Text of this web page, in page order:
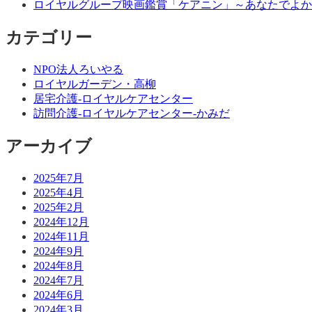
ロイヤルグループ映画鑑賞「ケアニン」～あなたでよ
カテゴリー
NPO法人ろいやる
ロイヤルガーデン・高柳
居宅介護-ロイヤルケアセンター
訪問介護-ロイヤルケアセンター-かみだ
アーカイブ
2025年7月
2025年4月
2025年2月
2024年12月
2024年11月
2024年9月
2024年8月
2024年7月
2024年6月
2024年3月